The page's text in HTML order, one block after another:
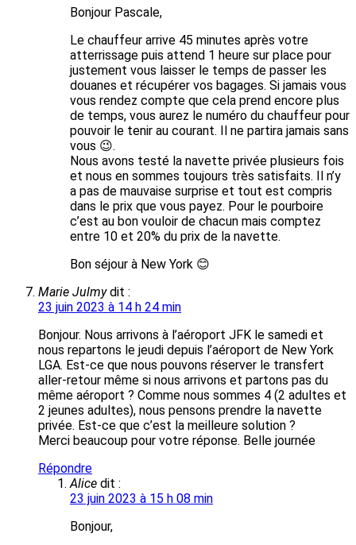
Bonjour Pascale,
Le chauffeur arrive 45 minutes après votre
atterrissage puis attend 1 heure sur place pour
justement vous laisser le temps de passer les
douanes et récupérer vos bagages. Si jamais vous
vous rendez compte que cela prend encore plus
de temps, vous aurez le numéro du chauffeur pour
pouvoir le tenir au courant. Il ne partira jamais sans
vous 😉.
Nous avons testé la navette privée plusieurs fois
et nous en sommes toujours très satisfaits. Il n’y
a pas de mauvaise surprise et tout est compris
dans le prix que vous payez. Pour le pourboire
c’est au bon vouloir de chacun mais comptez
entre 10 et 20% du prix de la navette.
Bon séjour à New York 😊
Marie Julmy dit :
23 juin 2023 à 14 h 24 min
Bonjour. Nous arrivons à l’aéroport JFK le samedi et
nous repartons le jeudi depuis l’aéroport de New York
LGA. Est-ce que nous pouvons réserver le transfert
aller-retour même si nous arrivons et partons pas du
même aéroport ? Comme nous sommes 4 (2 adultes et
2 jeunes adultes), nous pensons prendre la navette
privée. Est-ce que c’est la meilleure solution ?
Merci beaucoup pour votre réponse. Belle journée
Répondre
Alice dit :
23 juin 2023 à 15 h 08 min
Bonjour,